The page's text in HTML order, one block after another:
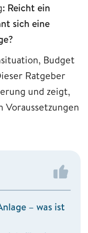
: Reicht ein
sich eine
Budget
Ratgeber
und zeigt,
Voraussetzungen
– was ist